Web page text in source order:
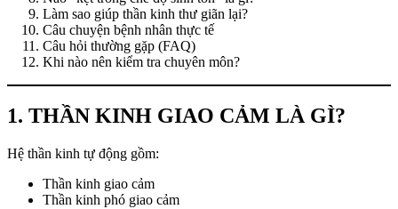
Làm sao giúp thần kinh thư giãn lại?
Câu chuyện bệnh nhân thực tế
Câu hỏi thường gặp (FAQ)
Khi nào nên kiểm tra chuyên môn?
1. THẦN KINH GIAO CẢM LÀ GÌ?
Hệ thần kinh tự động gồm:
Thần kinh giao cảm
Thần kinh phó giao cảm